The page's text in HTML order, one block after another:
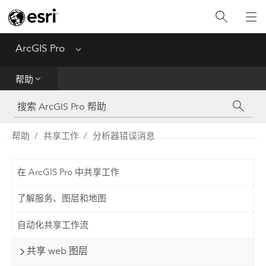
ArcGIS Pro Menu
帮助
工具参考
Python
帮助 共享工作 分析器错误消息
在 ArcGIS Pro 中共享工作
了解服务、图层和地图
自动化共享工作流
共享 web 图层